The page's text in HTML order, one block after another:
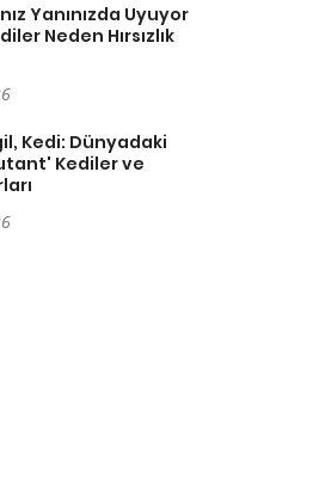
Yanınızda Uyuyor
Neden Hırsızlık
Kedi: Dünyadaki
Kediler ve